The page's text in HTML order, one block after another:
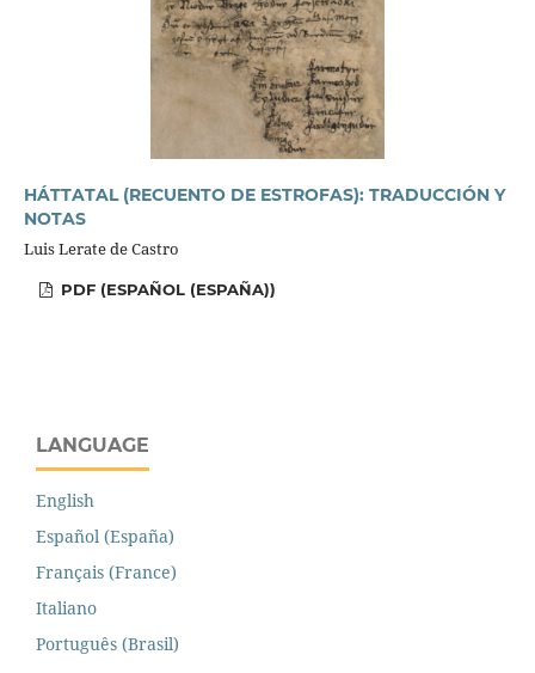
HÁTTATAL (RECUENTO DE ESTROFAS): TRADUCCIÓN Y
NOTAS
Luis Lerate de Castro
PDF (ESPAÑOL (ESPAÑA))
LANGUAGE
English
Español (España)
Français (France)
Italiano
Português (Brasil)